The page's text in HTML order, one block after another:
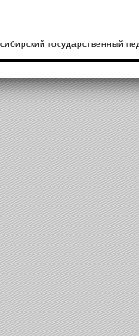
государственный